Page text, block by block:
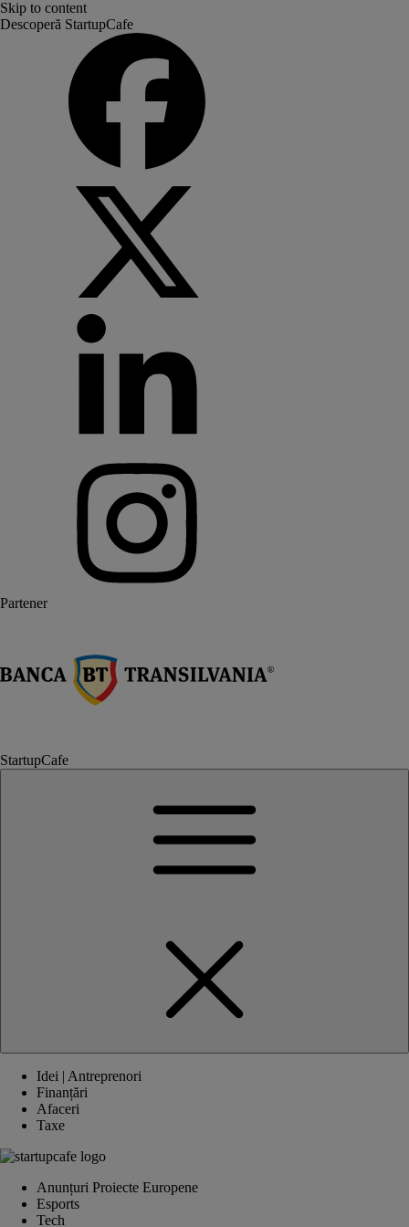
Skip to content
Descoperă StartupCafe
Partener
StartupCafe
Idei | Antreprenori
Finanțări
Afaceri
Taxe
Anunțuri Proiecte Europene
Esports
Tech